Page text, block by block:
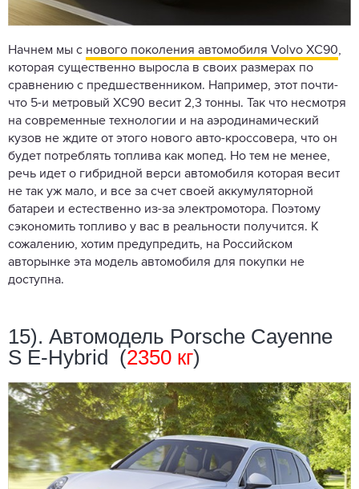
Начнем мы с нового поколения автомобиля Volvo XC90,
которая существенно выросла в своих размерах по
сравнению с предшественником. Например, этот почти-
что 5-и метровый ХС90 весит 2,3 тонны. Так что несмотря
на современные технологии и на аэродинамический
кузов не ждите от этого нового авто-кроссовера, что он
будет потреблять топлива как мопед. Но тем не менее,
речь идет о гибридной верси автомобиля которая весит
не так уж мало, и все за счет своей аккумуляторной
батареи и естественно из-за электромотора. Поэтому
сэкономить топливо у вас в реальности получится. К
сожалению, хотим предупредить, на Российском
авторынке эта модель автомобиля для покупки не
доступна.
15). Автомодель Porsche Cayenne
S E-Hybrid (2350 кг)